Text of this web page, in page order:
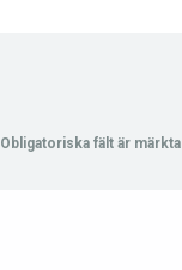
Obligatoriska fält är märkta